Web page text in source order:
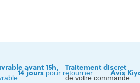
avant 15h,
14 jourspour retourner
Traitement discret
de votre commande
Avis